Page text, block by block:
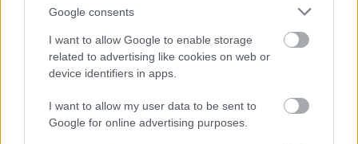
Google consents
I want to allow Google to enable storage
related to advertising like cookies on web or
device identifiers in apps.
I want to allow my user data to be sent to
Google for online advertising purposes.